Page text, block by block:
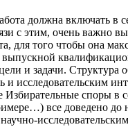
должна включать в
с этим, очень важно
для того чтобы она
выпускной
и задачи. Структура
и исследовательским
Избирательные споры в
все доведено до